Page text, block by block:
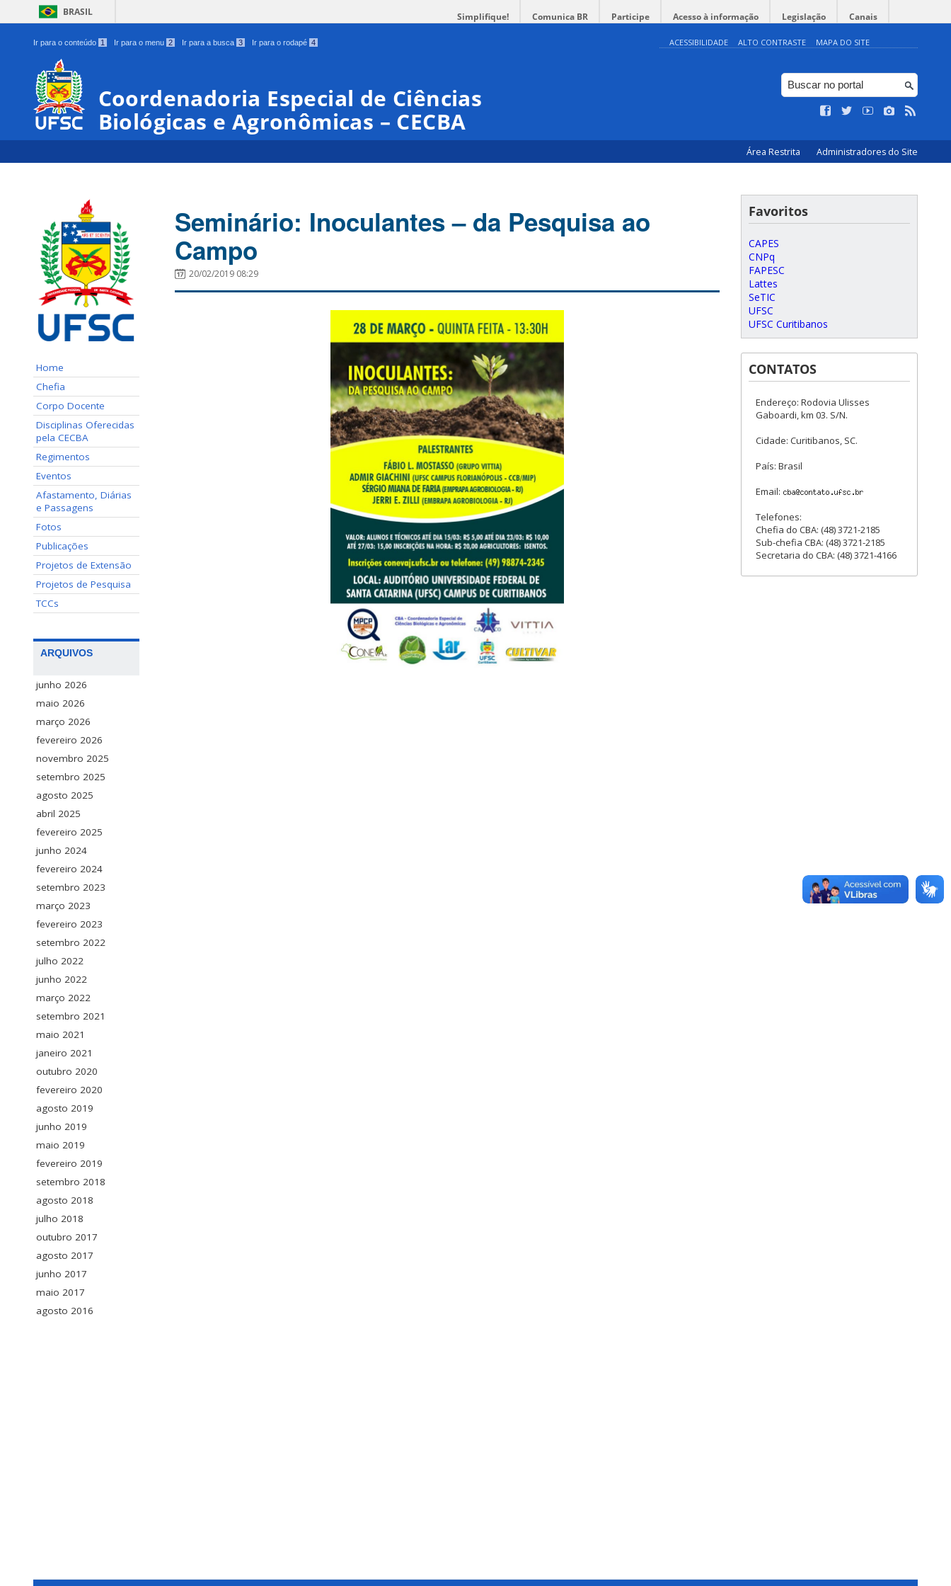
BRASIL Simplifique! Comunica BR Participe Acesso à informação Legislação Canais
Ir para o conteúdo 1 Ir para o menu 2 Ir para a busca 3 Ir para o rodapé 4 ACESSIBILIDADE ALTO CONTRASTE MAPA DO SITE
Coordenadoria Especial de Ciências
Biológicas e Agronômicas – CECBA
Área Restrita Administradores do Site
Home
Chefia
Corpo Docente
Disciplinas Oferecidas
pela CECBA
Regimentos
Eventos
Afastamento, Diárias
e Passagens
Fotos
Publicações
Projetos de Extensão
Projetos de Pesquisa
TCCs
ARQUIVOS
junho 2026
maio 2026
março 2026
fevereiro 2026
novembro 2025
setembro 2025
agosto 2025
abril 2025
fevereiro 2025
junho 2024
fevereiro 2024
setembro 2023
março 2023
fevereiro 2023
setembro 2022
julho 2022
junho 2022
março 2022
setembro 2021
maio 2021
janeiro 2021
outubro 2020
fevereiro 2020
agosto 2019
junho 2019
maio 2019
fevereiro 2019
setembro 2018
agosto 2018
julho 2018
outubro 2017
agosto 2017
junho 2017
maio 2017
agosto 2016
Seminário: Inoculantes – da Pesquisa ao
Campo
20/02/2019 08:29
Favoritos
CAPES
CNPq
FAPESC
Lattes
SeTIC
UFSC
UFSC Curitibanos
CONTATOS
Endereço: Rodovia Ulisses
Gaboardi, km 03. S/N.
Cidade: Curitibanos, SC.
País: Brasil
Email:
Telefones:
Chefia do CBA: (48) 3721-2185
Sub-chefia CBA: (48) 3721-2185
Secretaria do CBA: (48) 3721-4166